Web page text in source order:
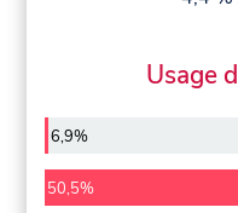
Usage
6,9%
50,5%